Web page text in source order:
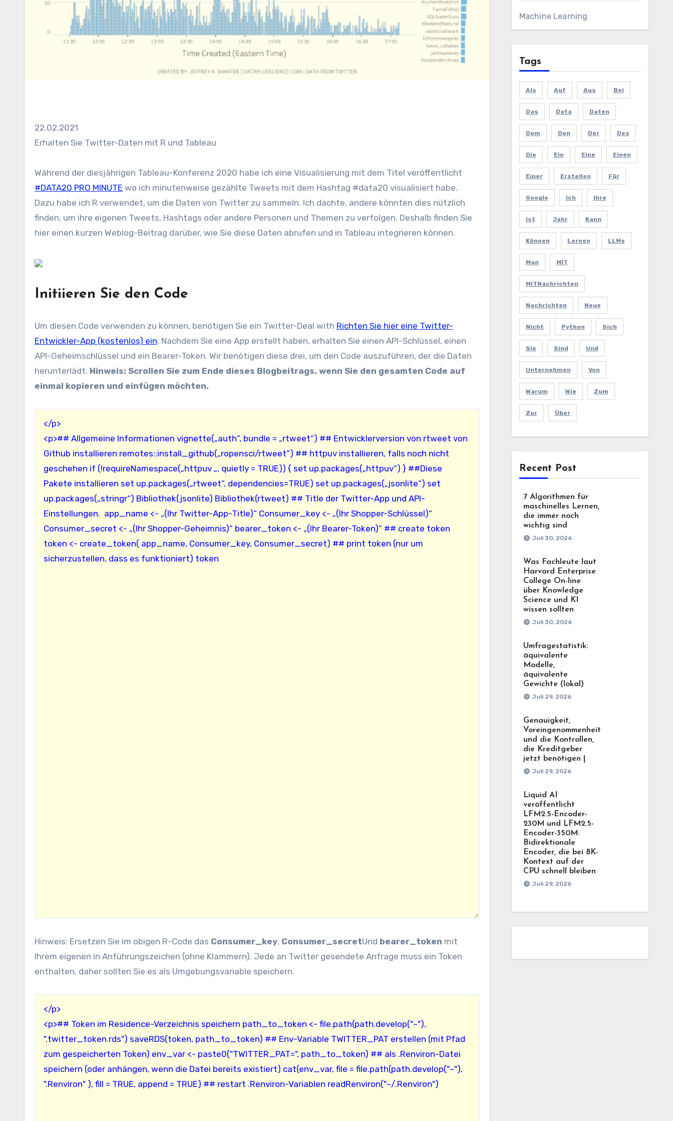
22.02.2021
Erhalten Sie Twitter-Daten mit R und Tableau
Während der diesjährigen Tableau-Konferenz 2020 habe ich eine Visualisierung mit dem Titel veröffentlicht
#DATA20 PRO MINUTE wo ich minutenweise gezählte Tweets mit dem Hashtag #data20 visualisiert habe.
Dazu habe ich R verwendet, um die Daten von Twitter zu sammeln. Ich dachte, andere könnten dies nützlich
finden, um ihre eigenen Tweets, Hashtags oder andere Personen und Themen zu verfolgen. Deshalb finden Sie
hier einen kurzen Weblog-Beitrag darüber, wie Sie diese Daten abrufen und in Tableau integrieren können.
Initiieren Sie den Code
Um diesen Code verwenden zu können, benötigen Sie ein Twitter-Deal with Richten Sie hier eine Twitter-
Entwickler-App (kostenlos) ein. Nachdem Sie eine App erstellt haben, erhalten Sie einen API-Schlüssel, einen
API-Geheimschlüssel und ein Bearer-Token. Wir benötigen diese drei, um den Code auszuführen, der die Daten
herunterlädt. Hinweis: Scrollen Sie zum Ende dieses Blogbeitrags, wenn Sie den gesamten Code auf
einmal kopieren und einfügen möchten.
Hinweis: Ersetzen Sie im obigen R-Code das Consumer_key, Consumer_secretUnd bearer_token mit
Ihrem eigenen in Anführungszeichen (ohne Klammern). Jede an Twitter gesendete Anfrage muss ein Token
enthalten, daher sollten Sie es als Umgebungsvariable speichern.
Machine Learning
Tags
Als Auf Aus Bei
Das Data Daten
Dem Den Der Des
Die Ein Eine Einen
Einer Erstellen Für
Google Ich Ihre
Ist Jahr Kann
Können Lernen LLMs
Man MIT
MITNachrichten
Nachrichten Neue
Nicht Python Sich
Sie Sind Und
Unternehmen Von
Warum Wie Zum
Zur Über
Recent Post
7 Algorithmen für
maschinelles Lernen,
die immer noch
wichtig sind
Juli 30, 2026
Was Fachleute laut
Harvard Enterprise
College On-line
über Knowledge
Science und KI
wissen sollten
Juli 30, 2026
Umfragestatistik:
äquivalente
Modelle,
äquivalente
Gewichte (lokal)
Juli 29, 2026
Genauigkeit,
Voreingenommenheit
und die Kontrollen,
die Kreditgeber
jetzt benötigen |
Juli 29, 2026
Liquid AI
veröffentlicht
LFM2.5-Encoder-
230M und LFM2.5-
Encoder-350M:
Bidirektionale
Encoder, die bei 8K-
Kontext auf der
CPU schnell bleiben
Juli 29, 2026